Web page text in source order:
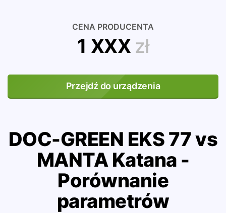
CENA PRODUCENTA
1 XXX zł
Przejdź do urządzenia
DOC-GREEN EKS 77 vs
MANTA Katana -
Porównanie
parametrów